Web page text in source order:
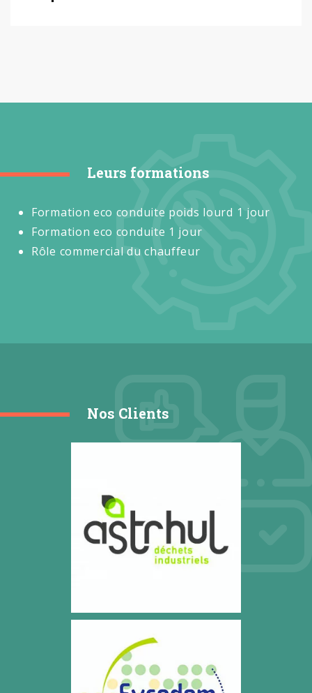
Leurs formations
Formation eco conduite poids lourd 1 jour
Formation eco conduite 1 jour
Rôle commercial du chauffeur
Nos Clients